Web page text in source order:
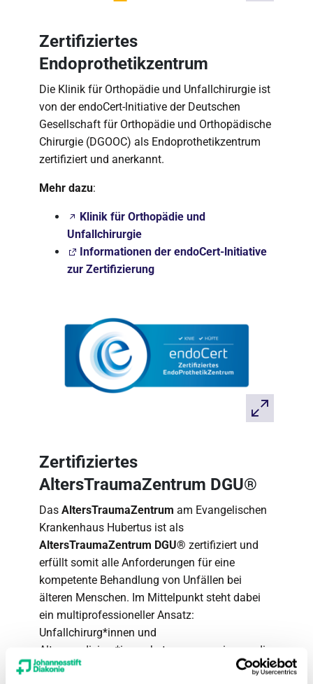
Zertifiziertes
Endoprothetikzentrum
Die Klinik für Orthopädie und Unfallchirurgie ist
von der endoCert-lnitiative der Deutschen
Gesellschaft für Orthopädie und Orthopädische
Chirurgie (DGOOC) als Endoprothetikzentrum
zertifiziert und anerkannt.
Mehr dazu:
Klinik für Orthopädie und
Unfallchirurgie
Informationen der endoCert-lnitiative
zur Zertifizierung
Zertifiziertes
AltersTraumaZentrum DGU®
Das AltersTraumaZentrum am Evangelischen
Krankenhaus Hubertus ist als
AltersTraumaZentrum DGU® zertifiziert und
erfüllt somit alle Anforderungen für eine
kompetente Behandlung von Unfällen bei
älteren Menschen. Im Mittelpunkt steht dabei
ein multiprofessioneller Ansatz:
Unfallchirurg*innen und
Altersmediziner*innen betreuen gemeinsam die
Patient*innen.